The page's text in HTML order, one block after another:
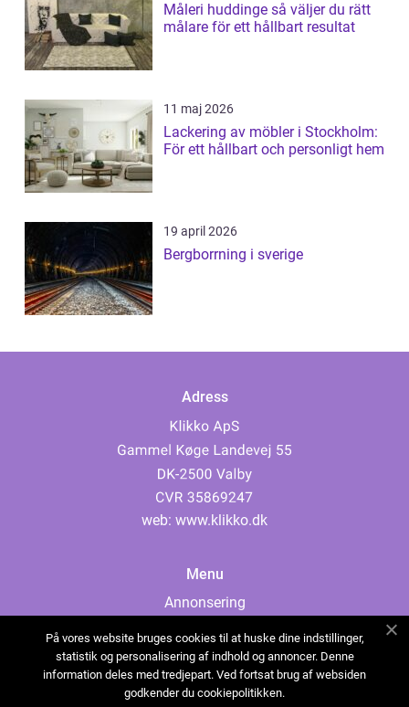
Måleri huddinge så väljer du rätt
målare för ett hållbart resultat
11 maj 2026
Lackering av möbler i Stockholm:
För ett hållbart och personligt hem
19 april 2026
Bergborrning i sverige
Adress
web: www.klikko.dk
Menu
Annonsering
Cookies
Kontakta oss
Sitemap
På vores website bruges cookies til at huske dine indstillinger,
statistik og personalisering af indhold og annoncer. Denne
information deles med tredjepart. Ved fortsat brug af websiden
godkender du cookiepolitikken.